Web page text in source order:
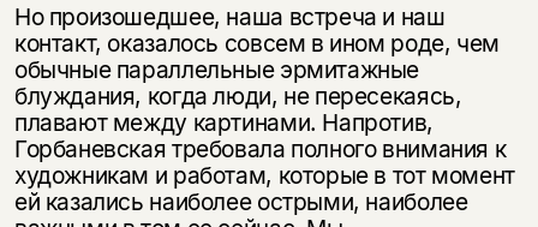
Но произошедшее, наша встреча и наш
контакт, оказалось совсем в ином роде, чем
обычные параллельные эрмитажные
блуждания, когда люди, не пересекаясь,
плавают между картинами. Напротив,
Горбаневская требовала полного внимания к
художникам и работам, которые в тот момент
ей казались наиболее острыми, наиболее